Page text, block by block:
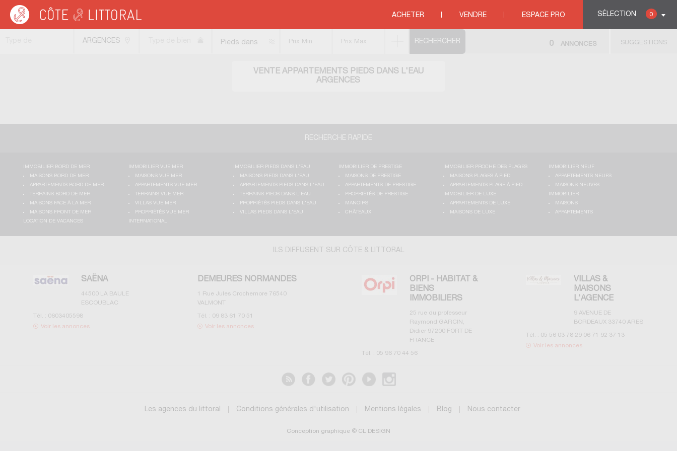
SÉLECTION 0
ACHETER VENDRE ESPACE PRO
Côte & Littoral > Immobilier pieds dans l'eau > Appartements pieds dans l'eau
VENTE APPARTEMENTS PIEDS DANS L'EAU
ARGENCES
ARGENCES
Pieds dans
SUGGESTIONS
0 ANNONCES
RECHERCHE RAPIDE
IMMOBILIER BORD DE MER
MAISONS BORD DE MER
APPARTEMENTS BORD DE MER
TERRAINS BORD DE MER
MAISONS FACE À LA MER
MAISONS FRONT DE MER
IMMOBILIER VUE MER
MAISONS VUE MER
APPARTEMENTS VUE MER
TERRAINS VUE MER
VILLAS VUE MER
PROPRIÉTÉS VUE MER
IMMOBILIER PIEDS DANS L'EAU
MAISONS PIEDS DANS L'EAU
APPARTEMENTS PIEDS DANS L'EAU
TERRAINS PIEDS DANS L'EAU
PROPRIÉTÉS PIEDS DANS L'EAU
VILLAS PIEDS DANS L'EAU
IMMOBILIER DE PRESTIGE
MAISONS DE PRESTIGE
APPARTEMENTS DE PRESTIGE
PROPRIÉTÉS DE PRESTIGE
MANOIRS
CHÂTEAUX
IMMOBILIER PROCHE DES PLAGES
MAISONS PLAGES À PIED
APPARTEMENTS PLAGE À PIED
IMMOBILIER NEUF
APPARTEMENTS NEUFS
MAISONS NEUVES
IMMOBILIER DE LUXE
APPARTEMENTS DE LUXE
MAISONS DE LUXE
IMMOBILIER
MAISONS
APPARTEMENTS
LOCATION DE VACANCES
INTERNATIONAL
ILS DIFFUSENT SUR CÔTE & LITTORAL
SAËNA
44500 LA BAULE
ESCOUBLAC
Tél. : 0603405598
Voir les annonces
DEMEURES NORMANDES
1 Rue Jules Crochemore 76540
VALMONT
Tél. : 09 83 61 70 51
Voir les annonces
ORPI - HABITAT &
BIENS
IMMOBILIERS
25 rue du professeur
Raymond GARCIN,
Didier 97200 FORT DE
FRANCE
Tél. : 05 96 70 44 56
VILLAS &
MAISONS
L'AGENCE
9 AVENUE DE
BORDEAUX 33740 ARES
Tél. : 05 56 03 78 29 06 71 92 37 13
Voir les annonces
Les agences du littoral Conditions générales d'utilisation Mentions légales Blog Nous contacter
Conception graphique © CL DESIGN